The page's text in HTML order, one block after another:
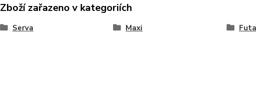
Zboží zařazeno v kategoriích
Serva Maxi